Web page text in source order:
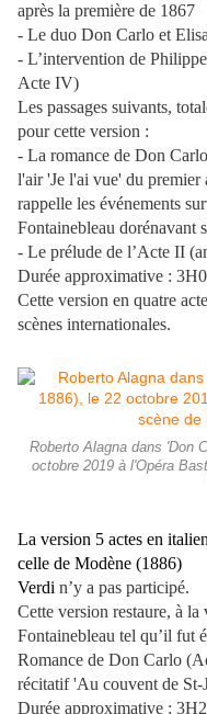
après la première de 1867
- Le duo Don Carlo et
- L’intervention de
Acte IV)
Les passages suivants,
pour cette version :
- La romance de Don
l'air 'Je l'ai vue' du premier
rappelle les événements
Fontainebleau dorénavant
- Le prélude de l’Acte II
Durée approximative :
Cette version en quatre
scènes internationales.
Roberto Alagna dans 'Don
octobre 2019 à l'Opéra
La version 5 actes en
celle de Modène (1886)
Verdi n’y a pas participé.
Cette version restaure, à
Fontainebleau tel qu’il fut
Romance de Don Carlo
récitatif 'Au couvent de St-
Durée approximative :